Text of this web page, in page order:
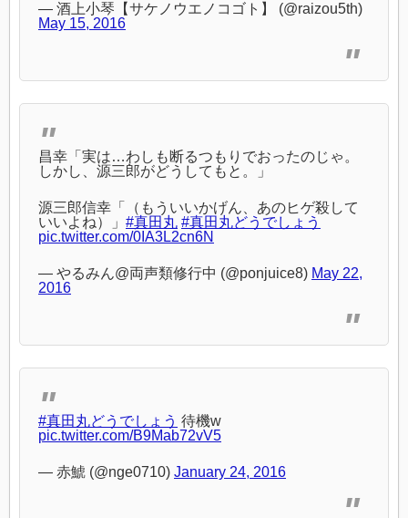
— 酒上小琴【サケノウエノコゴト】 (@raizou5th)
May 15, 2016
昌幸「実は…わしも断るつもりでおったのじゃ。
しかし、源三郎がどうしてもと。」
源三郎信幸「（もういいかげん、あのヒゲ殺して
いいよね）」 #真田丸 #真田丸どうでしょう
pic.twitter.com/0IA3L2cn6N
— やるみん@両声類修行中 (@ponjuice8) May 22,
2016
#真田丸どうでしょう 待機w
pic.twitter.com/B9Mab72vV5
— 赤鯱 (@nge0710) January 24, 2016